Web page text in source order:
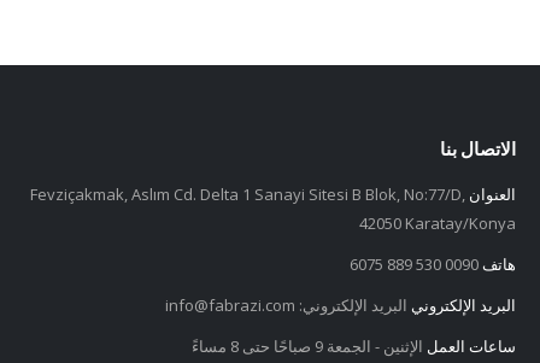
الاتصال بنا
العنوان Fevziçakmak, Aslım Cd. Delta 1 Sanayi Sitesi B Blok, No:77/D,
42050 Karatay/Konya
هاتف 0090 530 889 6075
البريد الإلكتروني البريد الإلكتروني: info@fabrazi.com
ساعات العمل الإثنين - الجمعة 9 صباحًا حتى 8 مساءً